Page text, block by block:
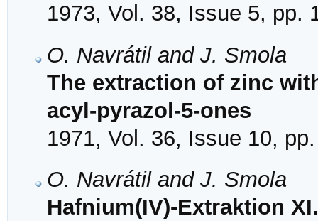
1973, Vol. 38, Issue 5, pp.
O. Navrátil and J. Smola
The extraction of zinc
acyl-pyrazol-5-ones
1971, Vol. 36, Issue 10,
O. Navrátil and J. Smola
Hafnium(IV)-Extraktion